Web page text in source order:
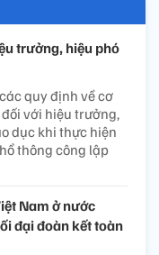
trưởng, hiệu phó
quy định về cơ
với hiệu trưởng,
dục khi thực hiện
thông công lập
Nam ở nước
đại đoàn kết toàn